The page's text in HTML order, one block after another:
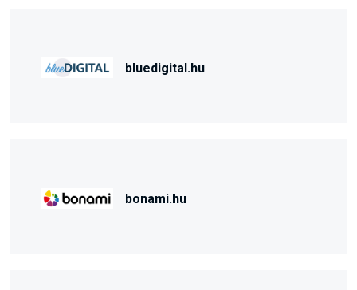
bluedigital.hu
bonami.hu